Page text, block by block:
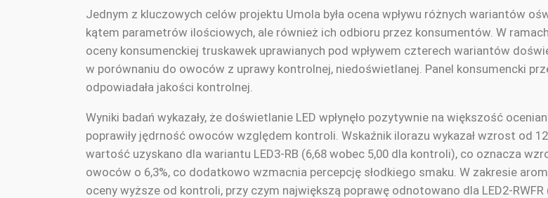
Jednym z kluczowych celów projektu Umola była ocena wpływu różnych wariantów
kątem parametrów ilościowych, ale również ich odbioru przez konsumentów. W
oceny konsumenckiej truskawek uprawianych pod wpływem czterech wariantów
w porównaniu do owoców z uprawy kontrolnej, niedoświetlanej. Panel konsumencki
odpowiadała jakości kontrolnej.
Wyniki badań wykazały, że doświetlanie LED wpłynęło pozytywnie na większość
poprawiły jędrność owoców względem kontroli. Wskaźnik ilorazu wykazał wzrost od
wartość uzyskano dla wariantu LED3-RB (6,68 wobec 5,00 dla kontroli), co oznacza
owoców o 6,3%, co dodatkowo wzmacnia percepcję słodkiego smaku. W zakresie
oceny wyższe od kontroli, przy czym największą poprawę odnotowano dla LED2-RWFR